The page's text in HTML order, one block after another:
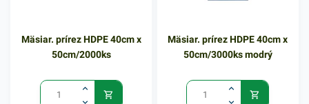
rozmeroch 170cm x 50cm.
Vylepšite balenie mäsových
mikroténom. Balenie
Mäsiar. prírez HDPE 40cm x
50cm/2000ks
Mäsiar. prírez HDPE 40cm x
50cm/3000ks modrý